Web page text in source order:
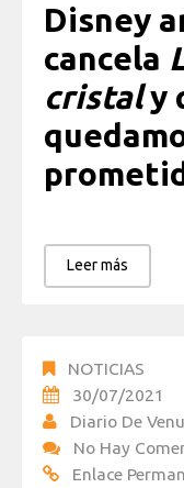
Disney
cancela
cristaly
Leer más
NOTICIAS
30/07/2021
Diario De
No Hay
Enlace